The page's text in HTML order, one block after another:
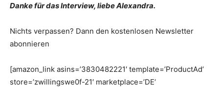
Danke für das Interview, liebe Alexandra.
Nichts verpassen? Dann den kostenlosen Newsletter
abonnieren
[amazon_link asins=’3830482221′ template=’ProductAd‘
store=’zwillingswe0f-21′ marketplace=’DE‘